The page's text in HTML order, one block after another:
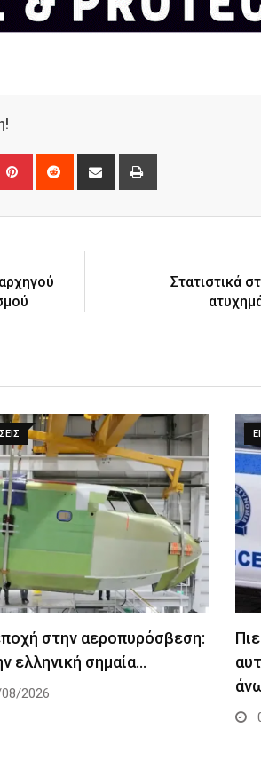
Pinterest Reddit
Share
Στατιστικά
στην αεροπυρόσβεση:
ελληνική σημαία…
2026